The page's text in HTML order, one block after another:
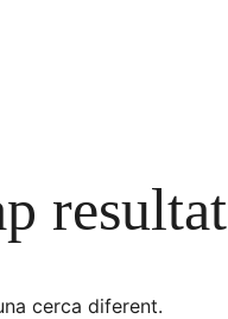
resultat
cerca diferent.